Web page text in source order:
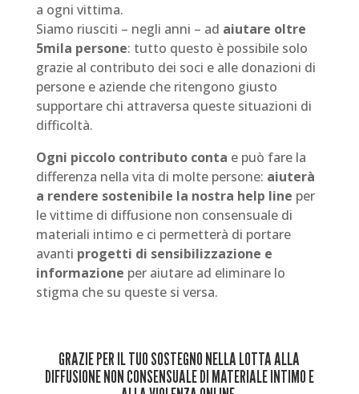
a ogni vittima.
Siamo riusciti – negli anni – ad aiutare oltre
5mila persone: tutto questo è possibile solo
grazie al contributo dei soci e alle donazioni di
persone e aziende che ritengono giusto
supportare chi attraversa queste situazioni di
difficoltà.
Ogni piccolo contributo conta e può fare la
differenza nella vita di molte persone: aiuterà
a rendere sostenibile la nostra help line per
le vittime di diffusione non consensuale di
materiali intimo e ci permetterà di portare
avanti progetti di sensibilizzazione e
informazione per aiutare ad eliminare lo
stigma che su queste si versa.
GRAZIE PER IL TUO SOSTEGNO NELLA LOTTA ALLA
DIFFUSIONE NON CONSENSUALE DI MATERIALE INTIMO E